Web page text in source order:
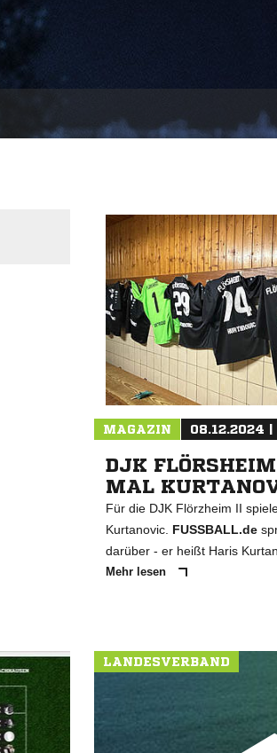
MAGAZIN 08.12.2024 |
DJK
MAL
Für die DJK Flörzheim II
Kurtanovic. FUSSBALL.de
darüber - er heißt Haris
Mehr lesen
LANDESVERBAND